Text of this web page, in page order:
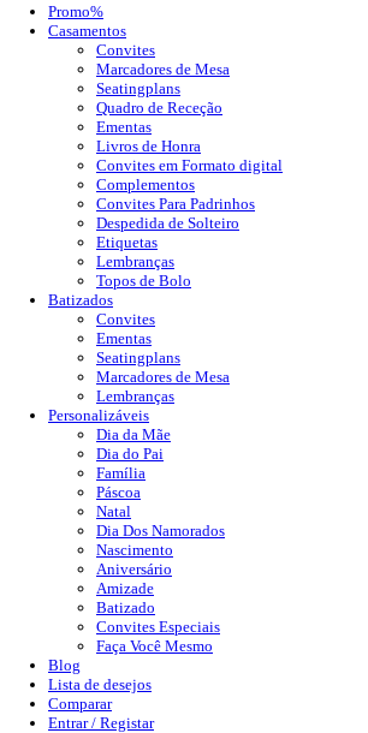
Promo%
Casamentos
Convites
Marcadores de Mesa
Seatingplans
Quadro de Receção
Ementas
Livros de Honra
Convites em Formato digital
Complementos
Convites Para Padrinhos
Despedida de Solteiro
Etiquetas
Lembranças
Topos de Bolo
Batizados
Convites
Ementas
Seatingplans
Marcadores de Mesa
Lembranças
Personalizáveis
Dia da Mãe
Dia do Pai
Família
Páscoa
Natal
Dia Dos Namorados
Nascimento
Aniversário
Amizade
Batizado
Convites Especiais
Faça Você Mesmo
Blog
Lista de desejos
Comparar
Entrar / Registar